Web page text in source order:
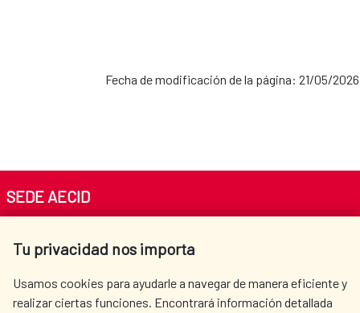
Fecha de modificación de la página: 21/05/2026
Tu privacidad nos importa
Usamos cookies para ayudarle a navegar de manera eficiente y
realizar ciertas funciones. Encontrará información detallada
SEDE AECID
Tel. +34 900 20 30 54​​​​​​​